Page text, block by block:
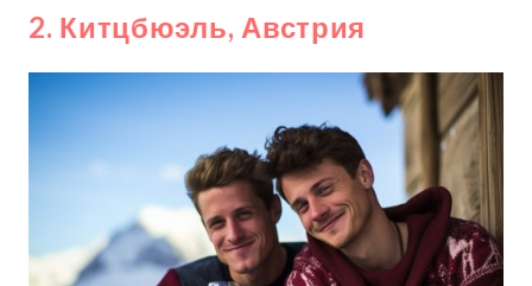
2. Китцбюэль, Австрия